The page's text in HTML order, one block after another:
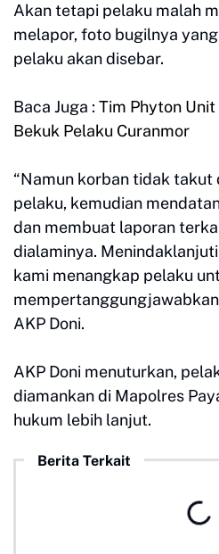
Akan tetapi pelaku malah
melapor, foto bugilnya
pelaku akan disebar.
Baca Juga : Tim Phyton
Bekuk Pelaku Curanmor
“Namun korban tidak takut
pelaku, kemudian
dan membuat laporan
dialaminya.
kami menangkap pelaku
AKP Doni.
AKP Doni menuturkan,
diamankan di Mapolres
hukum lebih lanjut.
Berita Terkait